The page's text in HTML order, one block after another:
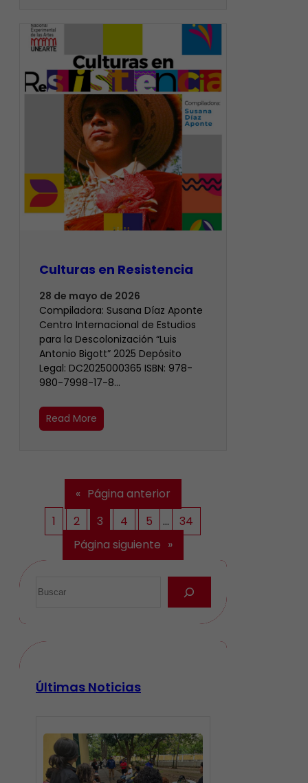
Culturas en Resistencia
28 de mayo de 2026
Compiladora: Susana Díaz Aponte
Centro Internacional de Estudios
para la Descolonización “Luis
Antonio Bigott” 2025 Depósito
Legal: DC2025000365 ISBN: 978-
980-7998-17-8…
Read More
« Página anterior
1
2 3 4 5 …
34
Página siguiente »
Últimas Noticias